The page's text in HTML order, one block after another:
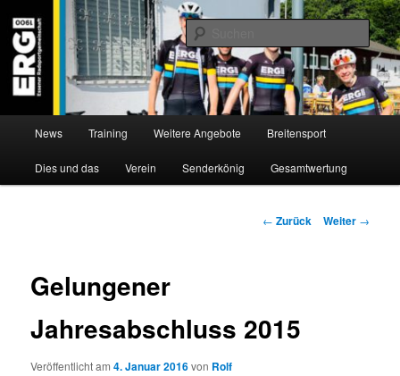
Inhalt
wechseln
ERG 1900 e.V
Willkommen bei der Essener Radsportgemeinschaft
News Training Weitere Angebote Breitensport
Dies und das Verein Senderkönig Gesamtwertung
Beitragsnavigation
← Zurück Weiter →
Gelungener
Jahresabschluss 2015
Veröffentlicht am4. Januar 2016von Rolf